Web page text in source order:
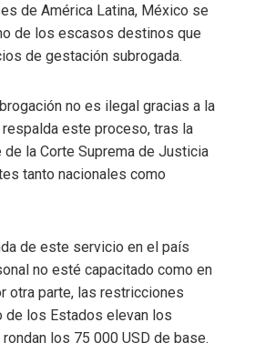
de América Latina, México se
de los escasos destinos que
de gestación subrogada.
no es ilegal gracias a la
este proceso, tras la
la Corte Suprema de Justicia
tanto nacionales como
de este servicio en el país
no esté capacitado como en
otra parte, las restricciones
de los Estados elevan los
los 75 000 USD de base.